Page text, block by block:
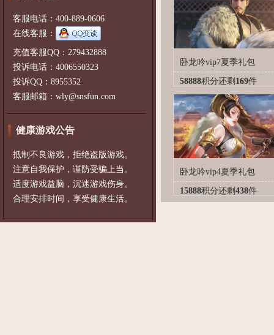
客服电话：400-889-0606
在线客服：
充值客服QQ：279432888
投诉电话：4006550323
投诉QQ：8955352
客服邮箱：wly@snsfun.com
健康游戏公告
抵制不良游戏，拒绝盗版游戏。
注意自我保护，谨防受骗上当。
适度游戏益脑，沉迷游戏伤身。
合理安排时间，享受健康生活。
卧龙吟vip7夏季礼包
58888积分还剩 169件
卧龙吟vip4夏季礼包
15888积分还剩 438件